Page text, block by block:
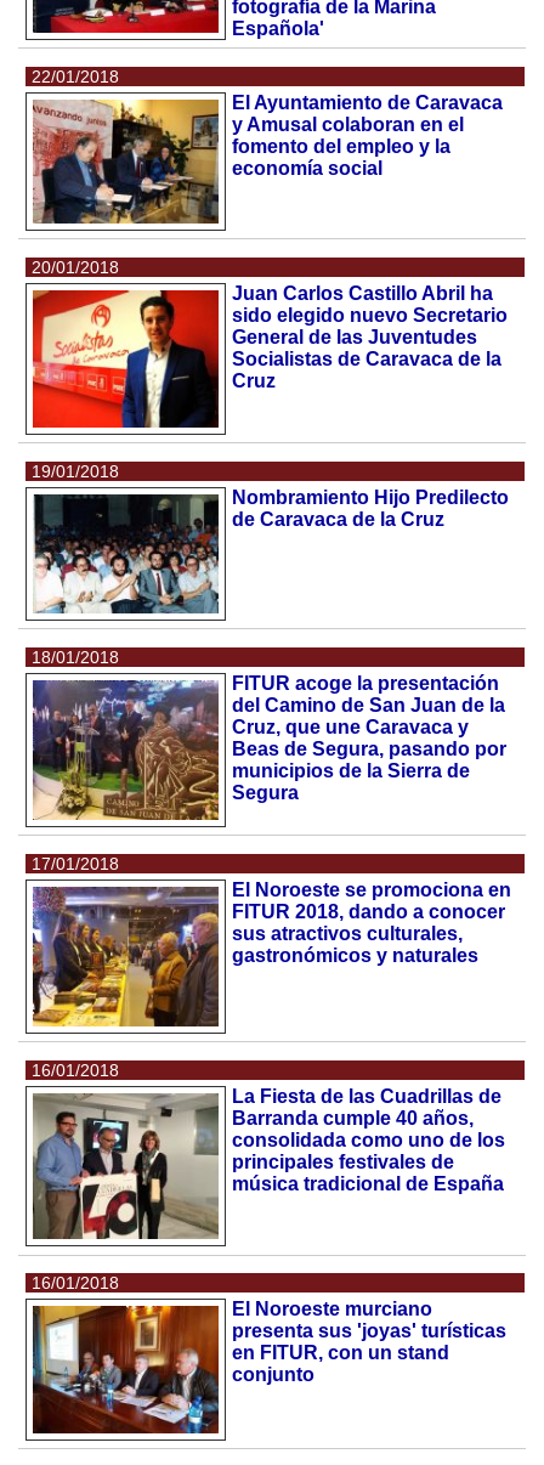
fotografía de la Marina
Española'
22/01/2018
El Ayuntamiento de Caravaca
y Amusal colaboran en el
fomento del empleo y la
economía social
20/01/2018
Juan Carlos Castillo Abril ha
sido elegido nuevo Secretario
General de las Juventudes
Socialistas de Caravaca de la
Cruz
19/01/2018
Nombramiento Hijo Predilecto
de Caravaca de la Cruz
18/01/2018
FITUR acoge la presentación
del Camino de San Juan de la
Cruz, que une Caravaca y
Beas de Segura, pasando por
municipios de la Sierra de
Segura
17/01/2018
El Noroeste se promociona en
FITUR 2018, dando a conocer
sus atractivos culturales,
gastronómicos y naturales
16/01/2018
La Fiesta de las Cuadrillas de
Barranda cumple 40 años,
consolidada como uno de los
principales festivales de
música tradicional de España
16/01/2018
El Noroeste murciano
presenta sus 'joyas' turísticas
en FITUR, con un stand
conjunto